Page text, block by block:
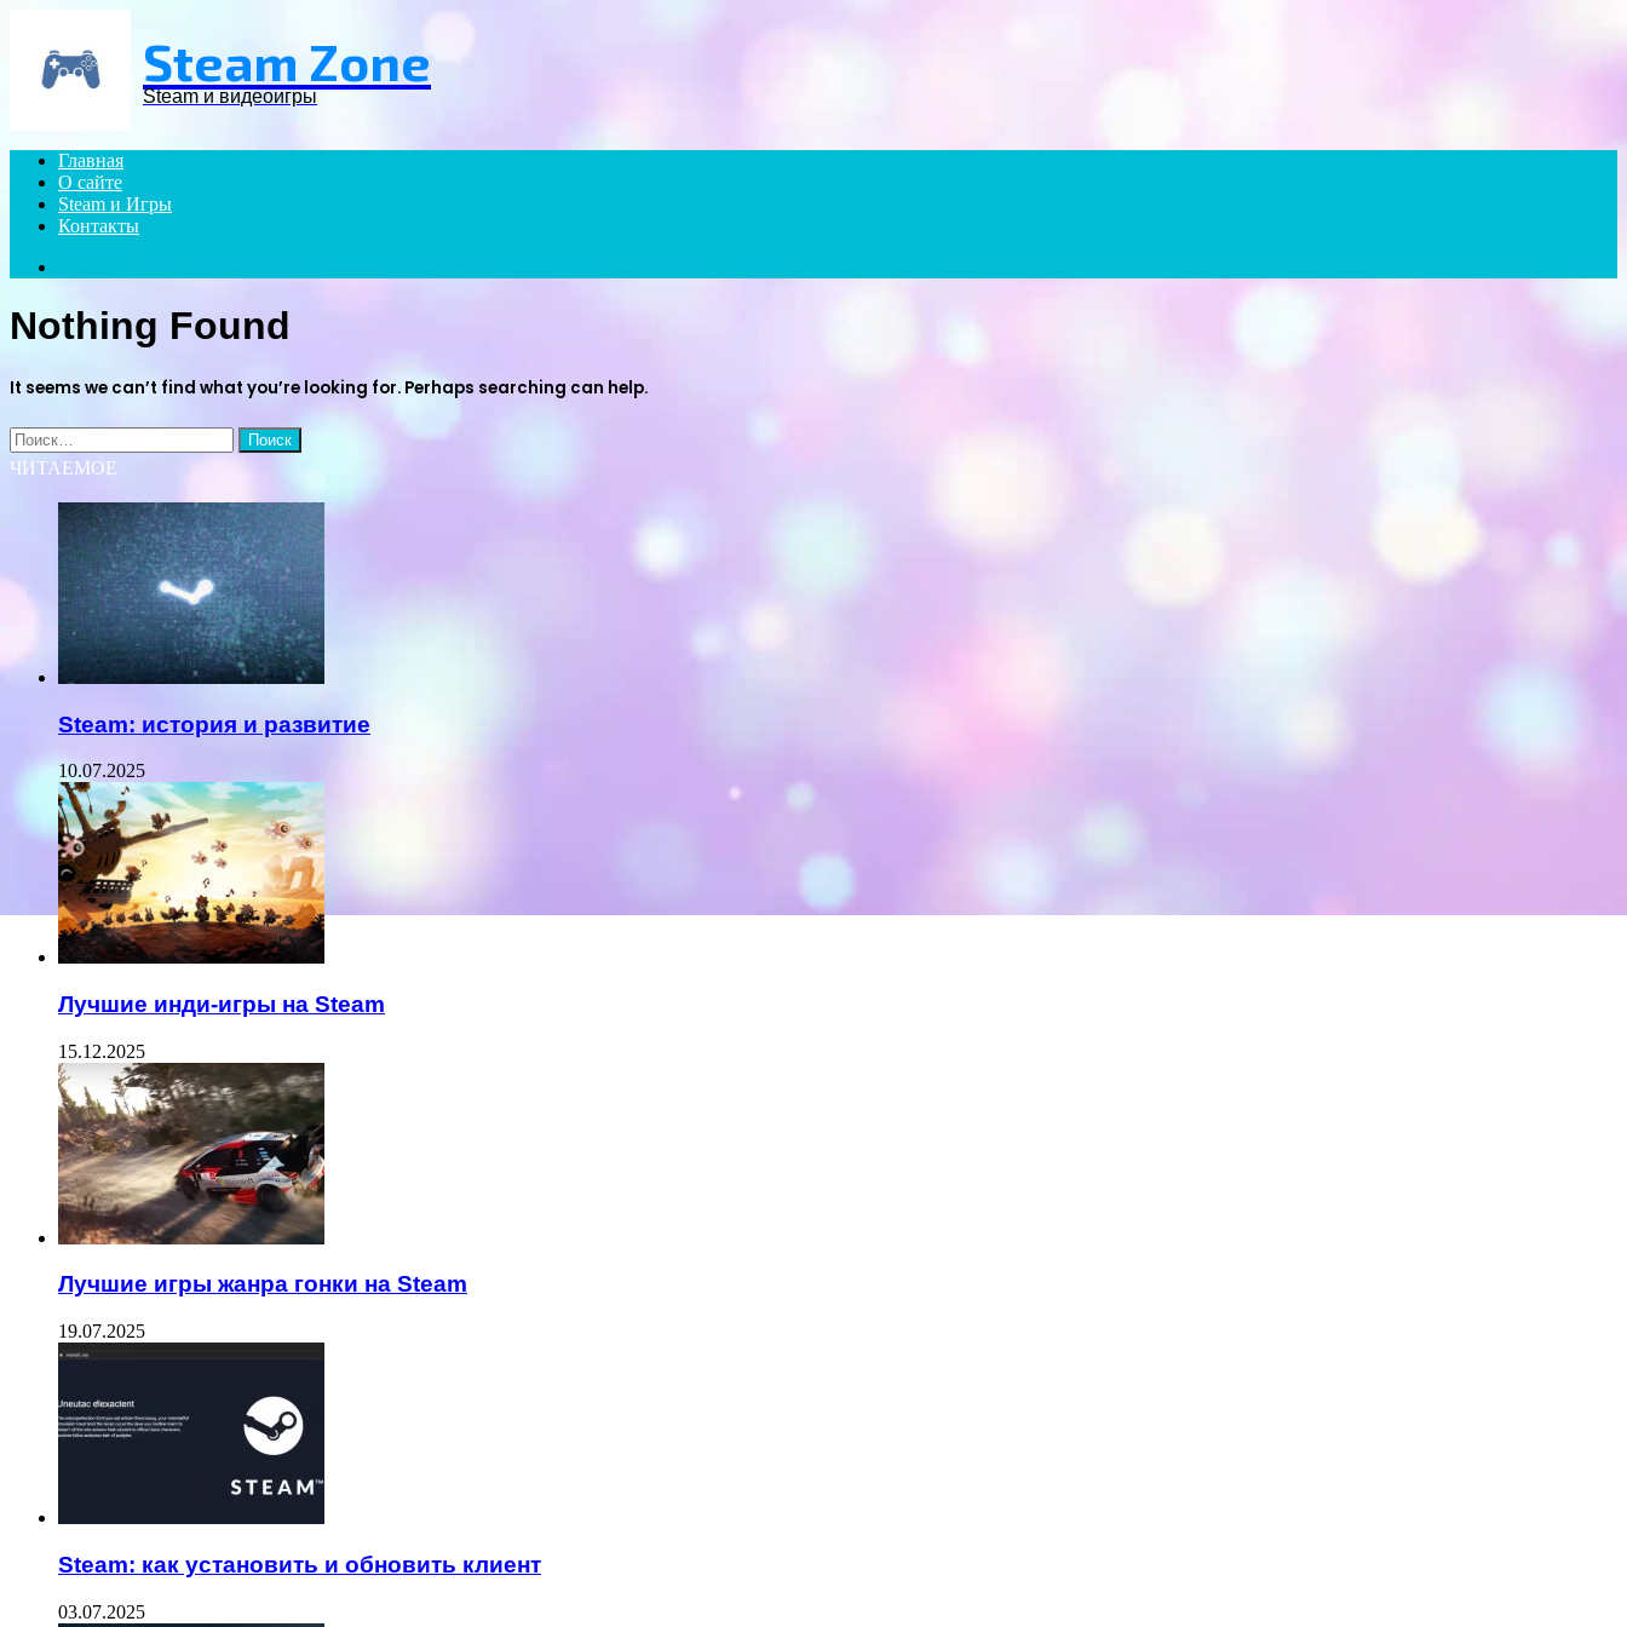
Steam Zone
Steam и видеоигры
Главная
О сайте
Steam и Игры
Контакты
Nothing Found
It seems we can’t find what you’re looking for. Perhaps searching can help.
Найти:
ЧИТАЕМОЕ
Steam: история и развитие
10.07.2025
Лучшие инди-игры на Steam
15.12.2025
Лучшие игры жанра гонки на Steam
19.07.2025
Steam: как установить и обновить клиент
03.07.2025